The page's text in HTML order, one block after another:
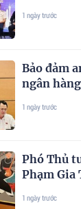
1 ngày trước
Bảo đảm
ngân
1 ngày trước
Phó Thủ
Phạm Gia
nhằm
1 ngày trước